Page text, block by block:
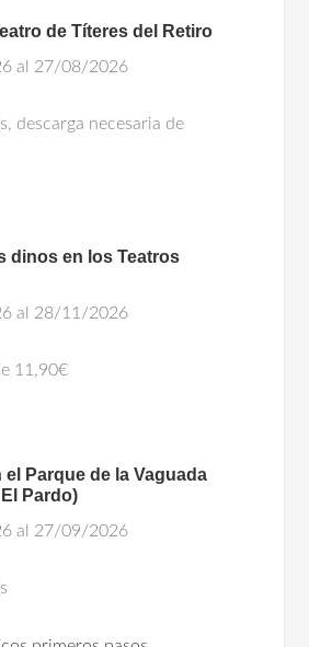
de Títeres del Retiro
al 27/08/2026
descarga necesaria de
dinos en los Teatros
al 28/11/2026
11,90€
Parque de la Vaguada
Pardo)
al 27/09/2026